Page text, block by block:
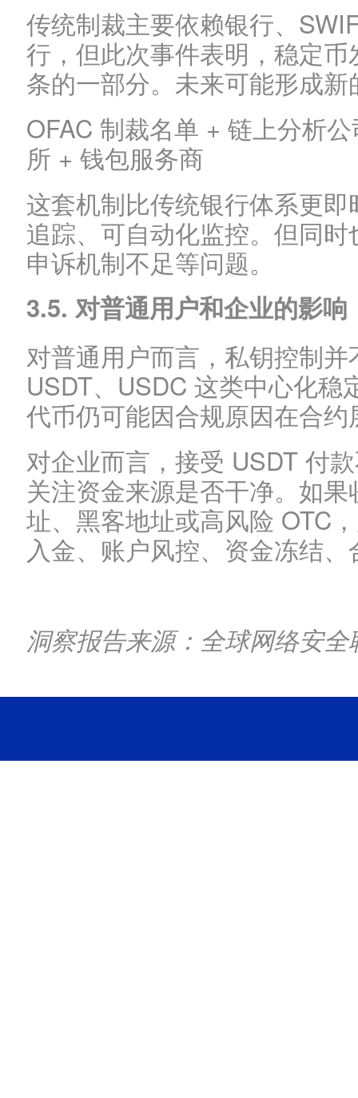
传统制裁主要依赖银行、
行，但此次事件表明，稳定
条的一部分。未来可能形成
OFAC 制裁名单 + 链上分析
所 + 钱包服务商
这套机制比传统银行体系更
追踪、可自动化监控。但同
申诉机制不足等问题。
3.5. 对普通用户和企业的影响
对普通用户而言，私钥控制
USDT、USDC 这类中心化
代币仍可能因合规原因在合
对企业而言，接受 USDT 付
关注资金来源是否干净。如
址、黑客地址或高风险 OTC
入金、账户风控、资金冻结
洞察报告来源：全球网络安